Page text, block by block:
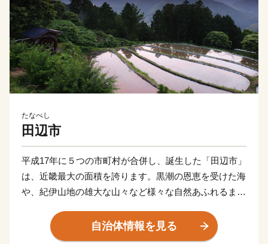
たなべし
田辺市
平成17年に５つの市町村が合併し、誕生した「田辺市」
は、近畿最大の面積を誇ります。黒潮の恩恵を受けた海
や、紀伊山地の雄大な山々など様々な自然あふれるまち
に登録されている熊野古道、里山の恩恵を活かした持続
可能な農業として世界農業遺産に認定されている「みな
自治体情報を見る